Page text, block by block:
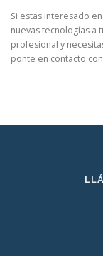
Si estas interesado
nuevas tecnologías a
profesional y
ponte en contacto